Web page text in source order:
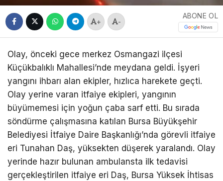
+ -
ABONE OL
Olay, önceki gece merkez Osmangazi ilçesi
Küçükbalıklı Mahallesi’nde meydana geldi. İşyeri
yangını ihbarı alan ekipler, hızlıca harekete geçti.
Olay yerine varan itfaiye ekipleri, yangının
büyümemesi için yoğun çaba sarf etti. Bu sırada
söndürme çalışmasına katılan Bursa Büyükşehir
Belediyesi İtfaiye Daire Başkanlığı’nda görevli itfaiye
eri Tunahan Daş, yüksekten düşerek yaralandı. Olay
yerinde hazır bulunan ambulansta ilk tedavisi
gerçekleştirilen itfaiye eri Daş, Bursa Yüksek İhtisas